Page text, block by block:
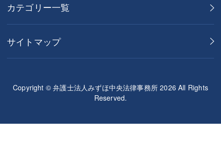
カテゴリー一覧
サイトマップ
Copyright © 弁護士法人みずほ中央法律事務所 2026 All Rights
Reserved.